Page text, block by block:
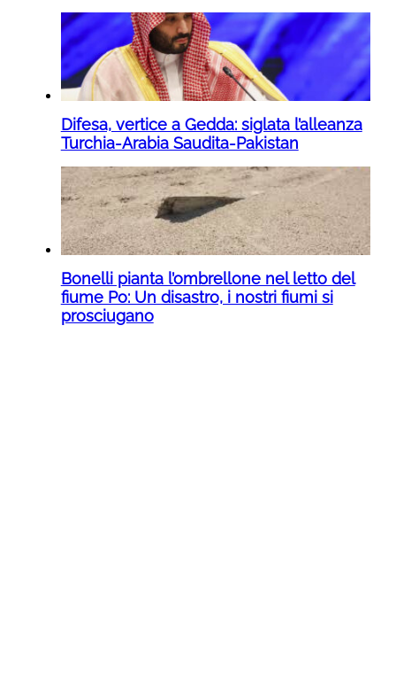
Difesa, vertice a Gedda: siglata l’alleanza
Turchia-Arabia Saudita-Pakistan
Bonelli pianta l’ombrellone nel letto del
fiume Po: Un disastro, i nostri fiumi si
prosciugano